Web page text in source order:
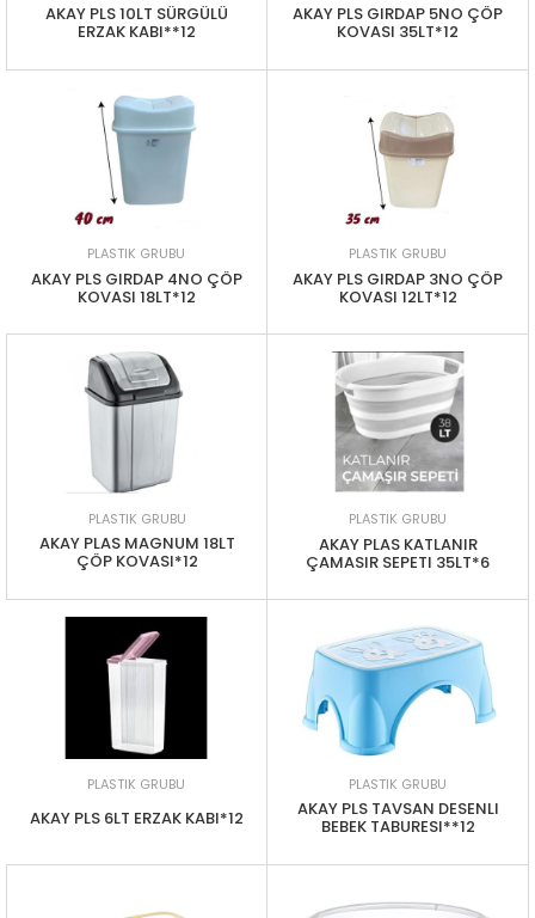
AKAY PLS 10LT SÜRGÜLÜ
ERZAK KABI**12
AKAY PLS GIRDAP 5NO ÇÖP
KOVASI 35LT*12
PLASTIK GRUBU
AKAY PLS GIRDAP 4NO ÇÖP
KOVASI 18LT*12
PLASTIK GRUBU
AKAY PLS GIRDAP 3NO ÇÖP
KOVASI 12LT*12
PLASTIK GRUBU
AKAY PLAS MAGNUM 18LT
ÇÖP KOVASI*12
PLASTIK GRUBU
AKAY PLAS KATLANIR
ÇAMASIR SEPETI 35LT*6
PLASTIK GRUBU
AKAY PLS 6LT ERZAK KABI*12
PLASTIK GRUBU
AKAY PLS TAVSAN DESENLI
BEBEK TABURESI**12